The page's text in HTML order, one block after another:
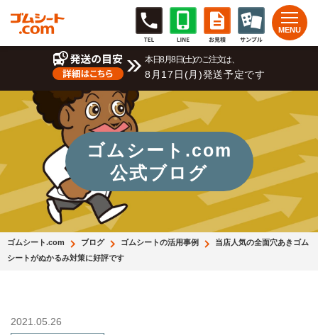
本日8月8日(土)のご注文は、
8月17日(月)発送予定です
ゴムシート.com
公式ブログ
ゴムシート.com ブログ ゴムシートの活用事例
当店人気の全面穴あきゴム
シートがぬかるみ対策に好評です
2021.05.26